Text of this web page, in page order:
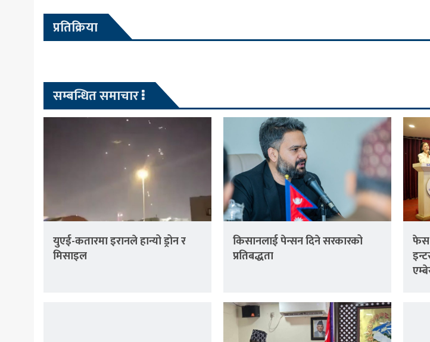
प्रतिक्रिया
सम्बन्धित समाचार
युएई-कतारमा इरानले हान्यो ड्रोन र
मिसाइल
किसानलाई पेन्सन दिने सरकारको
प्रतिबद्धता
फेस